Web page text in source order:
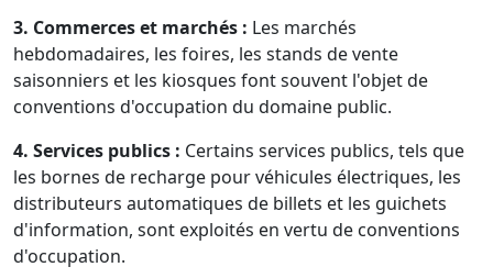
3. Commerces et marchés : Les marchés
hebdomadaires, les foires, les stands de vente
saisonniers et les kiosques font souvent l'objet de
conventions d'occupation du domaine public.
4. Services publics : Certains services publics, tels que
les bornes de recharge pour véhicules électriques, les
distributeurs automatiques de billets et les guichets
d'information, sont exploités en vertu de conventions
d'occupation.